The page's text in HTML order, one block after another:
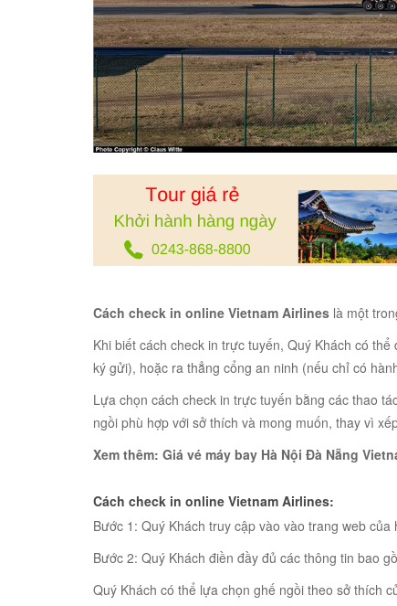
Cách check in online Vietnam Airlines là một
Khi biết cách check in trực tuyến, Quý Khách có
ký gửi), hoặc ra thẳng cổng an ninh (nếu chỉ có
Lựa chọn cách check in trực tuyến bằng các thao
ngồi phù hợp với sở thích và mong muốn, thay vì
Xem thêm: Giá vé máy bay Hà Nội Đà Nẵng
Cách check in online Vietnam Airlines:
Bước 1: Quý Khách truy cập vào vào trang web
Bước 2: Quý Khách điền đầy đủ các thông tin bao
Quý Khách có thể lựa chọn ghế ngồi theo sở thích